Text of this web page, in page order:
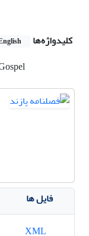
کلیدواژه‌ها
فایل ها